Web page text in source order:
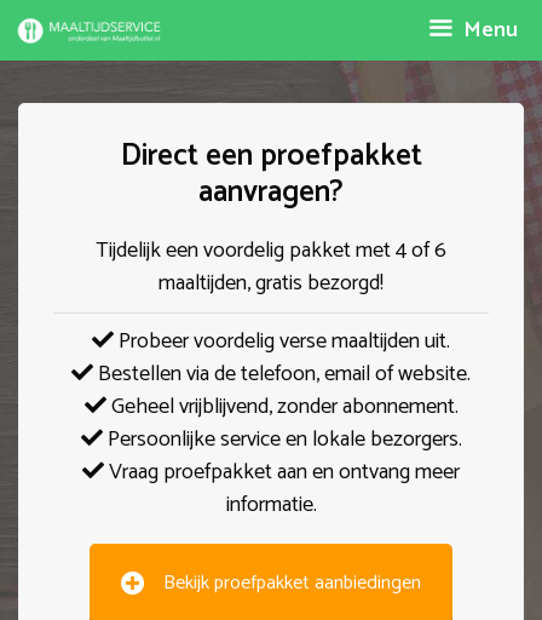
Spring
naar
Menu
Direct een proefpakket
aanvragen?
Tijdelijk een voordelig pakket met 4 of 6
maaltijden, gratis bezorgd!
Probeer voordelig verse maaltijden uit.
Bestellen via de telefoon, email of website.
Geheel vrijblijvend, zonder abonnement.
Persoonlijke service en lokale bezorgers.
Vraag proefpakket aan en ontvang meer
informatie.
Bekijk proefpakket aanbiedingen